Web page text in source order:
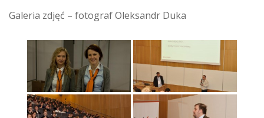
Galeria zdjęć – fotograf Oleksandr Duka